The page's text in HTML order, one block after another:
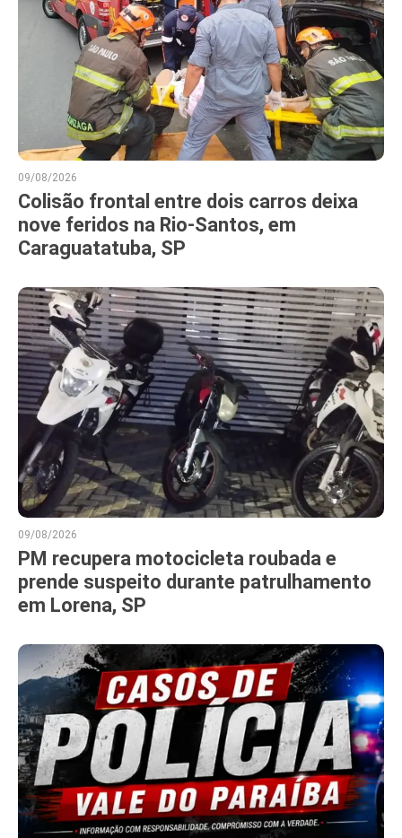
09/08/2026
Colisão frontal entre dois carros deixa
nove feridos na Rio-Santos, em
Caraguatatuba, SP
09/08/2026
PM recupera motocicleta roubada e
prende suspeito durante patrulhamento
em Lorena, SP